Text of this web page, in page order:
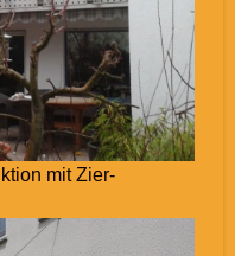
mit Zier-